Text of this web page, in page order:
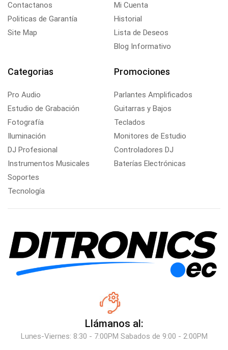
Contactanos
Politicas de Garantía
Site Map
Mi Cuenta
Historial
Lista de Deseos
Blog Informativo
Categorias
Pro Audio
Estudio de Grabación
Fotografía
Iluminación
DJ Profesional
Instrumentos Musicales
Soportes
Tecnología
Promociones
Parlantes Amplificados
Guitarras y Bajos
Teclados
Monitores de Estudio
Controladores DJ
Baterías Electrónicas
Llámanos al:
Lunes-Viernes: 8:30 - 7:00PM Sabados de 9:00 - 2:00PM